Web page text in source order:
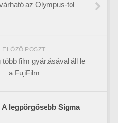
az Olympus-tól
ELŐZŐ POSZT
több film gyártásával áll le
a FujiFilm
legpörgősebb Sigma